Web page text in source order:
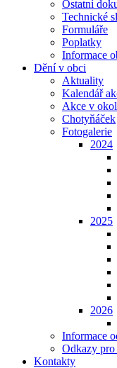
Ostatní
Technické
Formuláře
Poplatky
Informace
Dění v obci
Aktuality
Kalendář
Akce v
Chotyňáček
Fotogalerie
2024
2025
2026
Informace
Odkazy pro
Kontakty